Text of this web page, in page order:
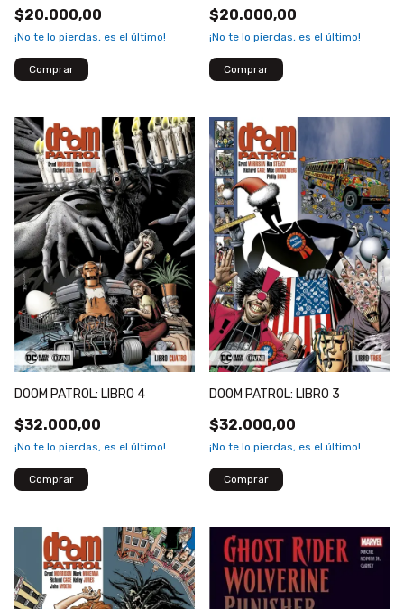
$20.000,00
¡No te lo pierdas, es el último!
$20.000,00
¡No te lo pierdas, es el último!
DOOM PATROL: LIBRO 4
$32.000,00
¡No te lo pierdas, es el último!
DOOM PATROL: LIBRO 3
$32.000,00
¡No te lo pierdas, es el último!